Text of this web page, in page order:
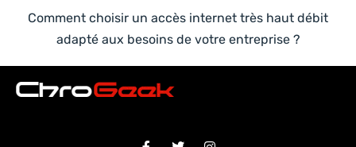
Comment choisir un accès internet très haut débit
adapté aux besoins de votre entreprise ?